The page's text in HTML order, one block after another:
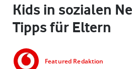
Kids in sozialen
Tipps für Eltern
Featured Redaktion